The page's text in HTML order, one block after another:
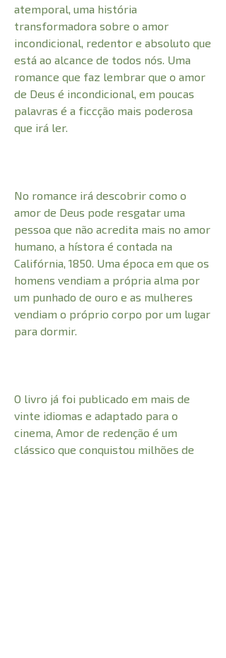
atemporal, uma história
transformadora sobre o amor
incondicional, redentor e absoluto que
está ao alcance de todos nós. Uma
romance que faz lembrar que o amor
de Deus é incondicional, em poucas
palavras é a ficcção mais poderosa
que irá ler.
No romance irá descobrir como o
amor de Deus pode resgatar uma
pessoa que não acredita mais no amor
humano, a hístora é contada na
Califórnia, 1850. Uma época em que os
homens vendiam a própria alma por
um punhado de ouro e as mulheres
vendiam o próprio corpo por um lugar
para dormir.
O livro já foi publicado em mais de
vinte idiomas e adaptado para o
cinema, Amor de redenção é um
clássico que conquistou milhões de